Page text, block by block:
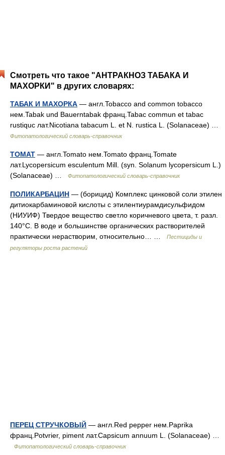
Смотреть что такое "АНТРАКНОЗ ТАБАКА И
МАХОРКИ" в других словарях:
ТАБАК И МАХОРКА — англ.Tobacco and common tobacco
нем.Tabak und Bauerntabak франц.Tabac commun et tabac
rustiquc лат.Nicotiana tabacum L. et N. rustica L. (Solanaceae) …
Фитопатологический словарь-справочник
ТОМАТ — англ.Tomato нем.Tomato франц.Tomate
лат.Lycopersicum esculentum Mill. (syn. Solanum lycopersicum L.)
(Solanaceae) …
Фитопатологический словарь-справочник
ПОЛИКАРБАЦИН — (борицид) Комплекс цинковой соли этилен
дитиокарбаминовой кислоты с этилентиурамдисульфидом
(НИУИФ) Твердое вещество светло коричневого цвета, т. разл.
140°С. В воде и большинстве органических растворителей
практически нерастворим, относительно… …
Пестициды и
регуляторы роста растений
ПЕРЕЦ СТРУЧКОВЫЙ — англ.Red pepper нем.Paprika
франц.Potvrier, piment лат.Capsicum annuum L. (Solanaceae) …
Фитопатологический словарь-справочник